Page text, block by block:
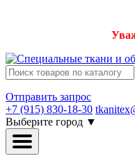
Отправить запрос
+7 (915) 830-18-30
Выберите город ▼